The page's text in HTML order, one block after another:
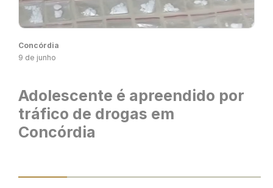
Concórdia
9 de junho
Adolescente é apreendido por
tráfico de drogas em
Concórdia